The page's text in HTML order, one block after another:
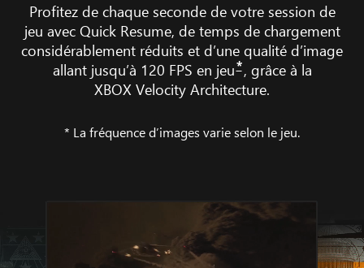
Profitez de chaque seconde de votre session de
jeu avec Quick Resume, de temps de chargement
considérablement réduits et d’une qualité d’image
allant jusqu’à 120 FPS en jeu*, grâce à la
XBOX Velocity Architecture.
* La fréquence d’images varie selon le jeu.